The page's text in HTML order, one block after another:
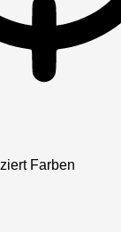
Farben